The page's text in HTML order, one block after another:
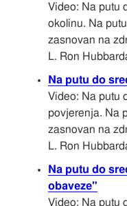
Video: Na putu
okolinu. Na
zasnovan na
L. Ron
Na putu do
Video: Na putu
povjerenja. Na
zasnovan na
L. Ron
Na putu do
obaveze"
Video: Na putu